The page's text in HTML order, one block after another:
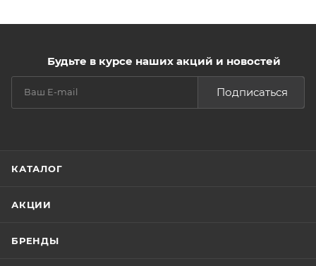
Будьте в курсе наших акций и новостей
Подписаться
КАТАЛОГ
АКЦИИ
БРЕНДЫ